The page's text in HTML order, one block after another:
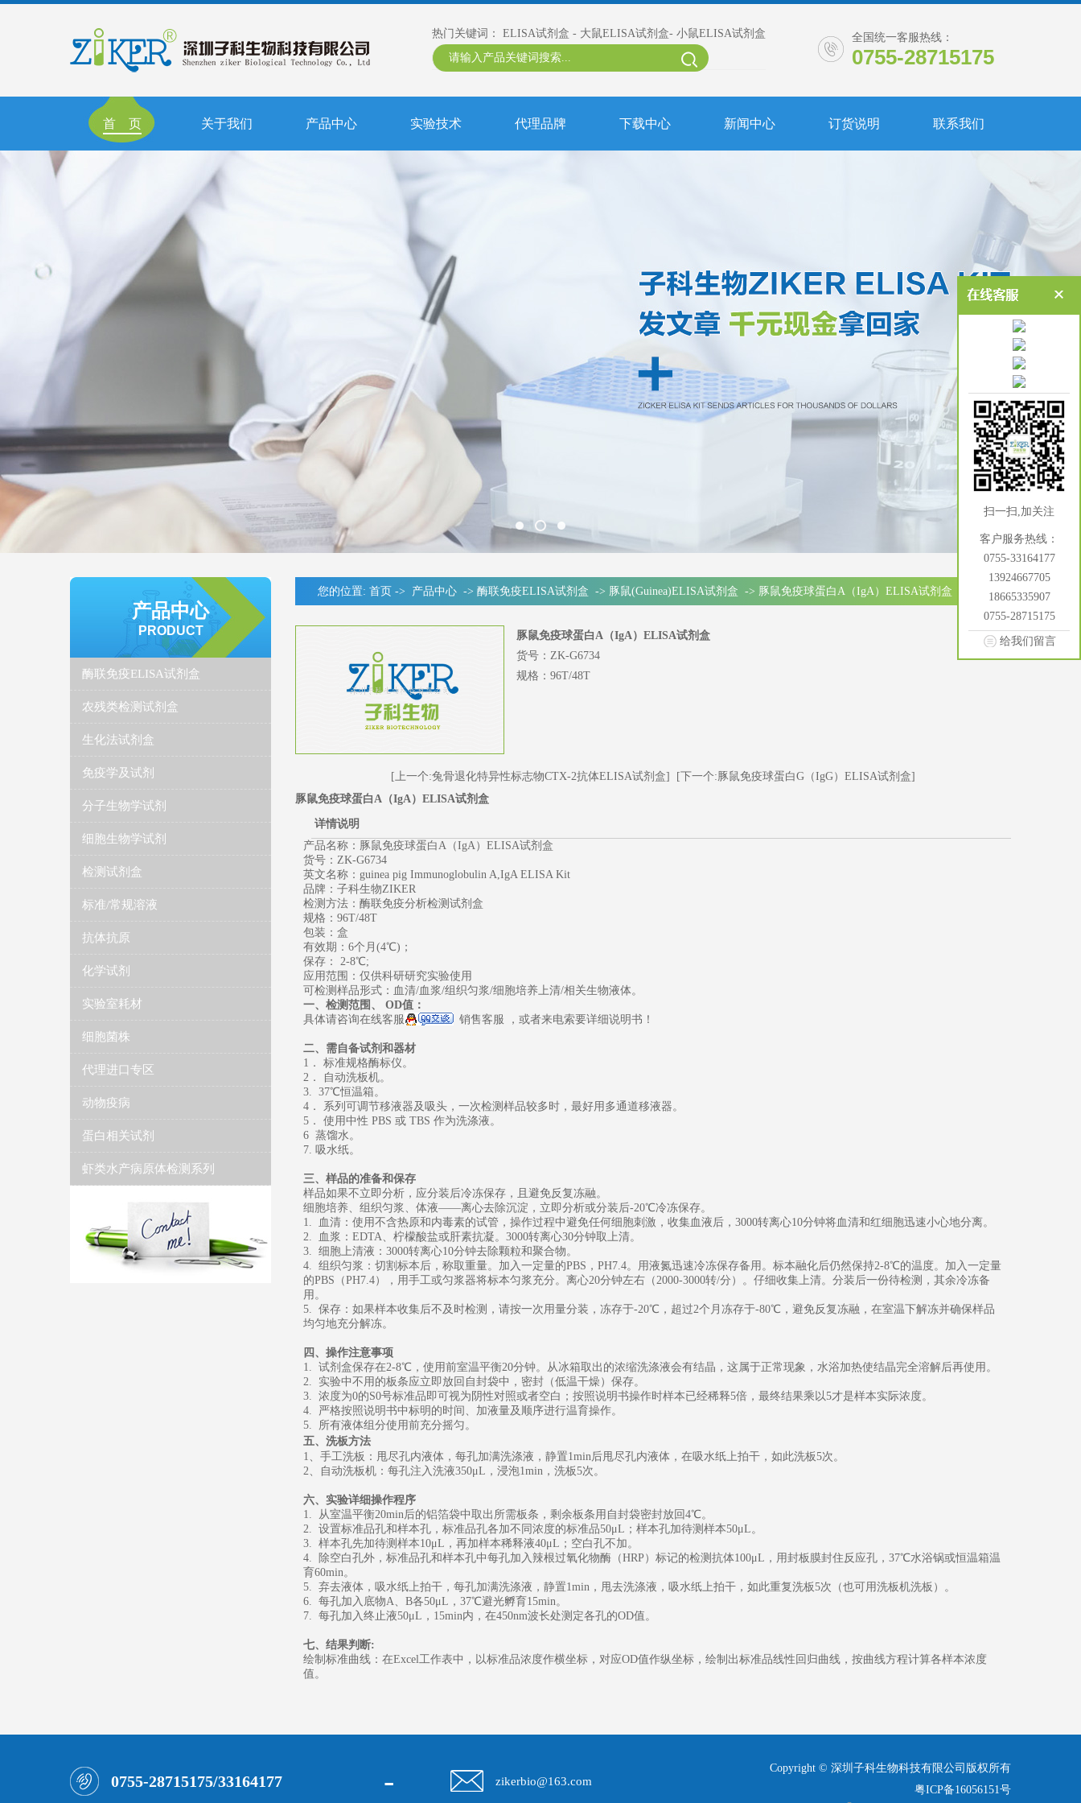
热门关键词： ELISA试剂盒 - 大鼠ELISA试剂盒- 小鼠ELISA试剂盒 全国统一客服热线：
0755-28715175
首 页 关于我们 产品中心 实验技术 代理品牌 下载中心 新闻中心 订货说明 联系我们
产品中心
PRODUCT
酶联免疫ELISA试剂盒
农残类检测试剂盒
生化法试剂盒
免疫学及试剂
分子生物学试剂
细胞生物学试剂
检测试剂盒
标准/常规溶液
抗体抗原
化学试剂
实验室耗材
细胞菌株
代理进口专区
动物疫病
蛋白相关试剂
虾类水产病原体检测系列
您的位置: 首页 -> 产品中心 -> 酶联免疫ELISA试剂盒 -> 豚鼠(Guinea)ELISA试剂盒 -> 豚鼠免疫球蛋白A（IgA）ELISA试剂盒
豚鼠免疫球蛋白A（IgA）ELISA试剂盒
货号：ZK-G6734
规格：96T/48T
[上一个:兔骨退化特异性标志物CTX-2抗体ELISA试剂盒]
[下一个:豚鼠免疫球蛋白G（IgG）ELISA试剂盒]
豚鼠免疫球蛋白A（IgA）ELISA试剂盒
详情说明
产品名称：豚鼠免疫球蛋白A（IgA）ELISA试剂盒
货号：ZK-G6734
英文名称：guinea pig Immunoglobulin A,IgA ELISA Kit
品牌：子科生物ZIKER
检测方法：酶联免疫分析检测试剂盒
规格：96T/48T
包装：盒
有效期：6个月(4℃)；
保存： 2-8℃;
应用范围：仅供科研研究实验使用
可检测样品形式：血清/血浆/组织匀浆/细胞培养上清/相关生物液体。
一、检测范围、
OD值：
具体请咨询在线客服
销售客服 ，或者来电索要详细说明书！
二、需自备试剂和器材
1． 标准规格酶标仪。
2． 自动洗板机。
3. 37℃恒温箱。
4． 系列可调节移液器及吸头，一次检测样品较多时，最好用多通道移液器。
5 ． 使用中性 PBS 或 TBS 作为洗涤液。
6 蒸馏水。
7. 吸水纸。
三、样品的准备和保存
样品如果不立即分析，应分装后冷冻保存，且避免反复冻融。
细胞培养、组织匀浆、体液——离心去除沉淀，立即分析或分装后-20℃冷冻保存。
1. 血清：使用不含热原和内毒素的试管，操作过程中避免任何细胞刺激，收集血液后，3000转离心10分钟将血清和红细胞迅速小心地分离。
2. 血浆：EDTA、柠檬酸盐或肝素抗凝。3000转离心30分钟取上清。
3. 细胞上清液：3000转离心10分钟去除颗粒和聚合物。
4. 组织匀浆：切割标本后，称取重量。加入一定量的PBS，PH7.4。用液氮迅速冷冻保存备用。标本融化后仍然保持2-8℃的温度。加入一定量
的PBS（PH7.4），用手工或匀浆器将标本匀浆充分。离心20分钟左右（2000-3000转/分）。仔细收集上清。分装后一份待检测，其余冷冻备
用。
5. 保存：如果样本收集后不及时检测，请按一次用量分装，冻存于-20℃， 超过2个月冻存于-80℃，避免反复冻融，在室温下解冻并确保样品
均匀地充分解冻。
四、操作注意事项
1. 试剂盒保存在2-8℃，使用前室温平衡20分钟。从冰箱取出的浓缩洗涤液会有结晶，这属于正常现象，水浴加热使结晶完全溶解后再使用。
2. 实验中不用的板条应立即放回自封袋中，密封（低温干燥）保存。
3. 浓度为0的S0号标准品即可视为阴性对照或者空白；按照说明书操作时样本已经稀释5倍，最终结果乘以5才是样本实际浓度。
4. 严格按照说明书中标明的时间、加液量及顺序进行温育操作。
5. 所有液体组分使用前充分摇匀。
五、 洗板方法
1、 手工洗板：甩尽孔内液体，每孔加满洗涤液，静置1min后甩尽孔内液体，在吸水纸上拍干，如此洗板5次。
2、
自动洗板机：每孔注入洗液350μL，浸泡1min，洗板5次。
六、 实验详细操作程序
1. 从室温平衡20min后的铝箔袋中取出所需板条，剩余板条用自封袋密封放回4℃。
2. 设置标准品孔和样本孔，标准品孔各加不同浓度的标准品50μL；样本孔加待测样本50μL。
3. 样本孔先加待测样本10μL，再加样本稀释液40μL；空白孔不加。
4. 除空白孔外，标准品孔和样本孔中每孔加入辣根过氧化物酶（HRP）标记的检测抗体100μL，用封板膜封住反应孔，37℃水浴锅或恒温箱温
育60min。
5. 弃去液体，吸水纸上拍干，每孔加满洗涤液，静置1min，甩去洗涤液，吸水纸上拍干，如此重复洗板5次（也可用洗板机洗板）。
6. 每孔加入底物A、B各50μL，37℃避光孵育15min。
7. 每孔加入终止液50μL，15min内，在450nm波长处测定各孔的OD值。
七、 结果判断:
绘制标准曲线：在Excel工作表中，以标准品浓度作横坐标，对应OD值作纵坐标，绘制出标准品线性回归曲线，按曲线方程计算各样本浓度
值。
0755-28715175/33164177 - zikerbio@163.com
Copyright © 深圳子科生物科技有限公司版权所有
粤ICP备16056151号
扫一扫,加关注
客户服务热线：
0755-33164177
13924667705
18665335907
0755-28715175
给我们留言